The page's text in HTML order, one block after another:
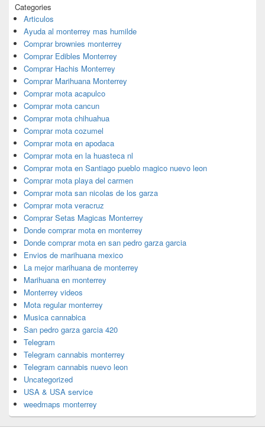
Categories
Articulos
Ayuda al monterrey mas humilde
Comprar brownies monterrey
Comprar Edibles Monterrey
Comprar Hachis Monterrey
Comprar Marihuana Monterrey
Comprar mota acapulco
Comprar mota cancun
Comprar mota chihuahua
Comprar mota cozumel
Comprar mota en apodaca
Comprar mota en la huasteca nl
Comprar mota en Santiago pueblo magico nuevo leon
Comprar mota playa del carmen
Comprar mota san nicolas de los garza
Comprar mota veracruz
Comprar Setas Magicas Monterrey
Donde comprar mota en monterrey
Donde comprar mota en san pedro garza garcia
Envios de marihuana mexico
La mejor marihuana de monterrey
Marihuana en monterrey
Monterrey videos
Mota regular monterrey
Musica cannabica
San pedro garza garcia 420
Telegram
Telegram cannabis monterrey
Telegram cannabis nuevo leon
Uncategorized
USA & USA service
weedmaps monterrey